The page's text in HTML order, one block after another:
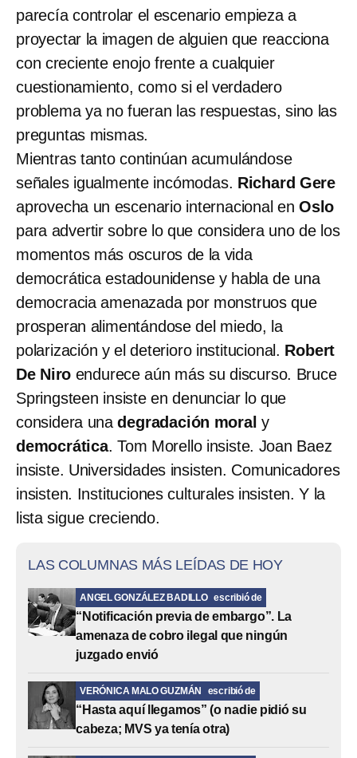
parecía controlar el escenario empieza a
proyectar la imagen de alguien que reacciona
con creciente enojo frente a cualquier
cuestionamiento, como si el verdadero
problema ya no fueran las respuestas, sino las
preguntas mismas.
Mientras tanto continúan acumulándose
señales igualmente incómodas. Richard Gere
aprovecha un escenario internacional en Oslo
para advertir sobre lo que considera uno de los
momentos más oscuros de la vida
democrática estadounidense y habla de una
democracia amenazada por monstruos que
prosperan alimentándose del miedo, la
polarización y el deterioro institucional. Robert
De Niro endurece aún más su discurso. Bruce
Springsteen insiste en denunciar lo que
considera unadegradación moraly
democrática. Tom Morello insiste. Joan Baez
insiste. Universidades insisten. Comunicadores
insisten. Instituciones culturales insisten. Y la
lista sigue creciendo.
LAS COLUMNAS MÁS LEÍDAS DE HOY
ANGEL GONZÁLEZ BADILLO escribió de
“Notificación previa de embargo”. La
amenaza de cobro ilegal que ningún
juzgado envió
VERÓNICA MALO GUZMÁN escribió de
“Hasta aquí llegamos” (o nadie pidió su
cabeza; MVS ya tenía otra)